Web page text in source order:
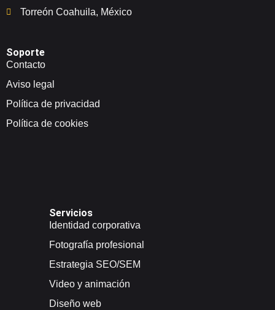
Torreón Coahuila, México
Soporte
Contacto
Aviso legal
Política de privacidad
Política de cookies
Servicios
Identidad corporativa
Fotografía profesional
Estrategia SEO/SEM
Video y animación
Diseño web